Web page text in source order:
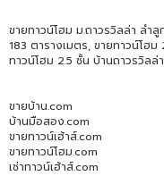
ขายทาวน์โฮม ม.ถาวรวิลล่า ลำ
183 ตารางเมตร, ขายทาวน์โฮ
ทาวน์โฮม 2.5 ชั้น บ้านถาวรวิล
ขายบ้าน.com
บ้านมือสอง.com
ขายทาวน์เฮ้าส์.com
ขายทาวน์โฮม.com
เช่าทาวน์เฮ้าส์.com